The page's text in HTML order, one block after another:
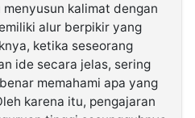
kalimat dengan
alur berpikir yang
ketika seseorang
ide secara jelas, sering
memahami apa yang
karena itu, pengajaran